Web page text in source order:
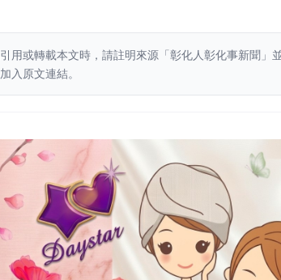
引用或轉載本文時，請註明來源「彰化人彰化事新聞」
加入原文連結。